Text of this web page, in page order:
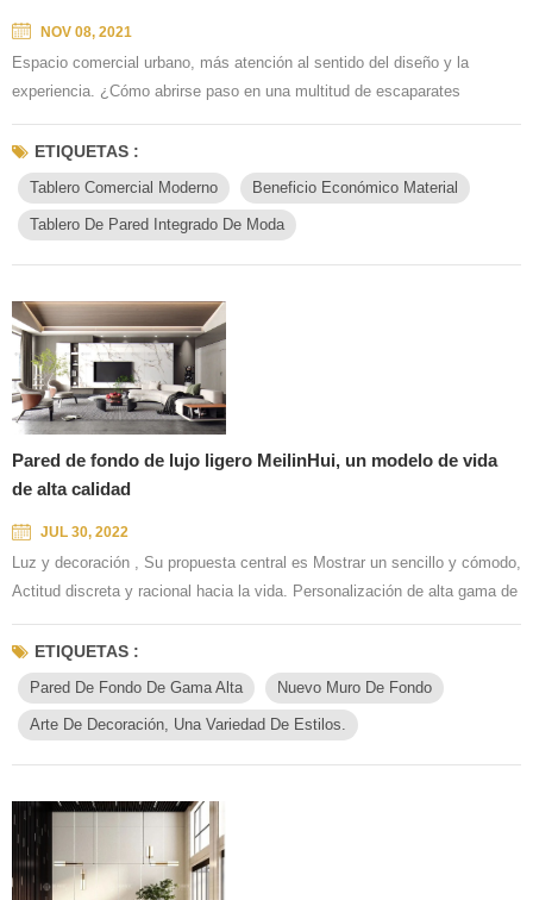
NOV 08, 2021
Espacio comercial urbano, más atención al sentido del diseño y la
experiencia. ¿Cómo abrirse paso en una multitud de escaparates
obliga a trabajar duro en la decoración. Salón de belleza de moda La
textura del diseño de la tienda, permite que cada cliente que ingrese no
solo tenga productos y servicios aquí, sino que también pue...
ETIQUETAS :
Tablero Comercial Moderno Beneficio Económico Material
Tablero De Pared Integrado De Moda
Pared de fondo de lujo ligero MeilinHui, un modelo de vida
de alta calidad
JUL 30, 2022
Luz y decoración , Su propuesta central es Mostrar un sencillo y cómodo,
Actitud discreta y racional hacia la vida. Personalización de alta gama de
la pared MeilinHui, regreso al origen, Optimice los elementos de diseño
para enriquecer la textura de la vivienda, pero el ambiente es suave,
agradable y agradable a la vista. Estilo de vida Sencillo y lujoso ciudad
de acero, después del tráfico pesado...
ETIQUETAS :
Pared De Fondo De Gama Alta Nuevo Muro De Fondo
Arte De Decoración, Una Variedad De Estilos.